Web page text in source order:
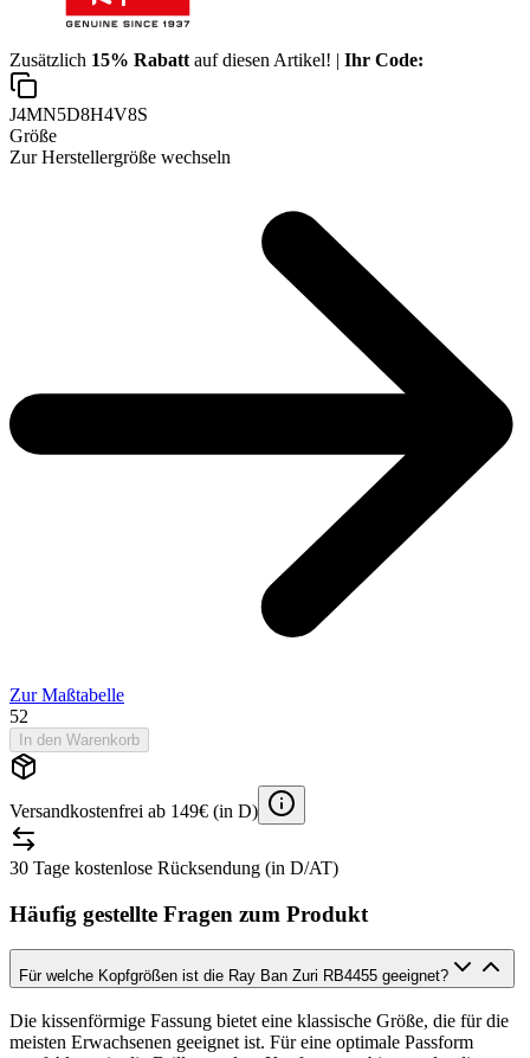
Zusätzlich 15% Rabatt auf diesen Artikel! | Ihr Code:
J4MN5D8H4V8S
Größe
Zur Herstellergröße wechseln
Zur Maßtabelle
52
In den Warenkorb
Versandkostenfrei ab 149€ (in D)
30 Tage kostenlose Rücksendung (in D/AT)
Häufig gestellte Fragen zum Produkt
Für welche Kopfgrößen ist die Ray Ban Zuri RB4455 geeignet?
Die kissenförmige Fassung bietet eine klassische Größe, die für die
meisten Erwachsenen geeignet ist. Für eine optimale Passform